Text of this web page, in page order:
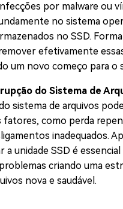
por malware ou
no sistema
no SSD.
efetivamente
um novo começo para o
do Sistema de
sistema de arquivos
fatores, como perda
inadequados.
unidade SSD é essencial
criando uma
nova e saudável.